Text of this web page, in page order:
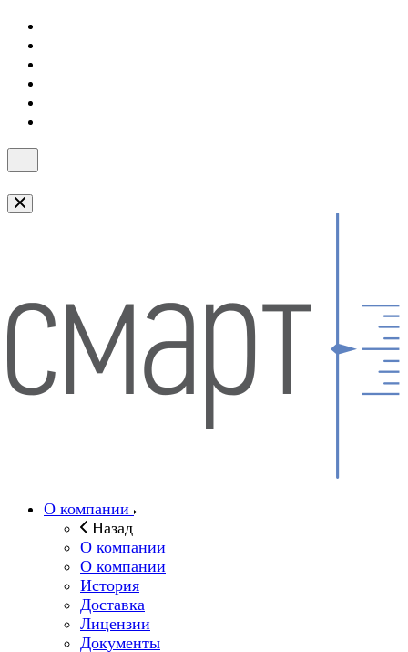
О компании
Назад
О компании
О компании
История
Доставка
Лицензии
Документы